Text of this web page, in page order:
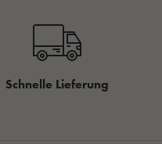
Schnelle Lieferung